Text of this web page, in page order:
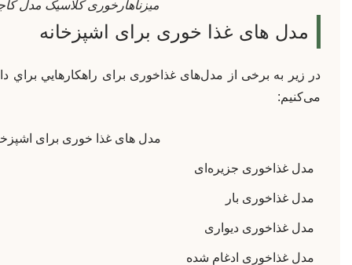
میزناهارخوری کلاسیک مدل
مدل های غذا خوری برای اشپزخانه
در زیر به برخی از مدل‌های غذاخوری برای راهکارهايي براي
می‌کنیم:
مدل های غذا خوری برای
مدل غذاخوری جزیره‌ای
مدل غذاخوری بار
مدل غذاخوری دیواری
مدل غذاخوری ادغام شده